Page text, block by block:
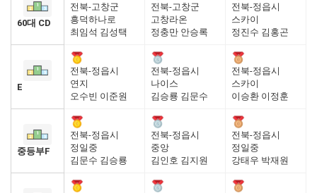
60대 CD
전북-고창군
흥덕하나로
최임석 김성택
전북-고창군
고창라온
정충만 안승록
전북-정읍시
스카이
정진수 김홍곤
E
전북-정읍시
연지
오수빈 이준원
전북-정읍시
나이스
김승룡 김문수
전북-정읍시
스카이
이승환 이정훈
중등부F
전북-정읍시
정일중
김문수 김승룡
전북-정읍시
중앙
김인호 김지원
전북-정읍시
정일중
강태우 박재원